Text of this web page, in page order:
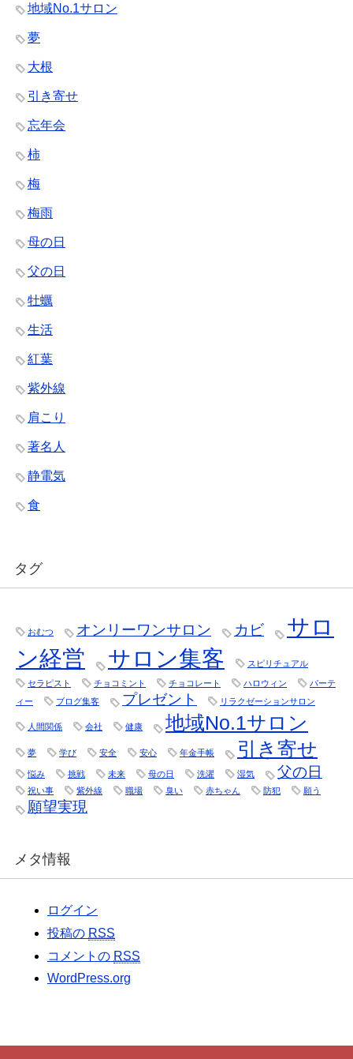
地域No.1サロン
夢
大根
引き寄せ
忘年会
柿
梅
梅雨
母の日
父の日
牡蠣
生活
紅葉
紫外線
肩こり
著名人
静電気
食
タグ
おむつ オンリーワンサロン カビ
サロ
ン経営
サロン集客 スピリチュアル
セラピスト チョコミント チョコレート ハロウィン
パーテ
ィー
ブログ集客 プレゼント リラクゼーションサロン
人間関係 会社 健康 地域No.1サロン
夢 学び 安全 安心 年金手帳 引き寄せ
悩み 挑戦 未来 母の日 洗濯 湿気 父の日
祝い事 紫外線 職場 臭い 赤ちゃん 防犯 願う
願望実現
メタ情報
ログイン
投稿の RSS
コメントの RSS
WordPress.org